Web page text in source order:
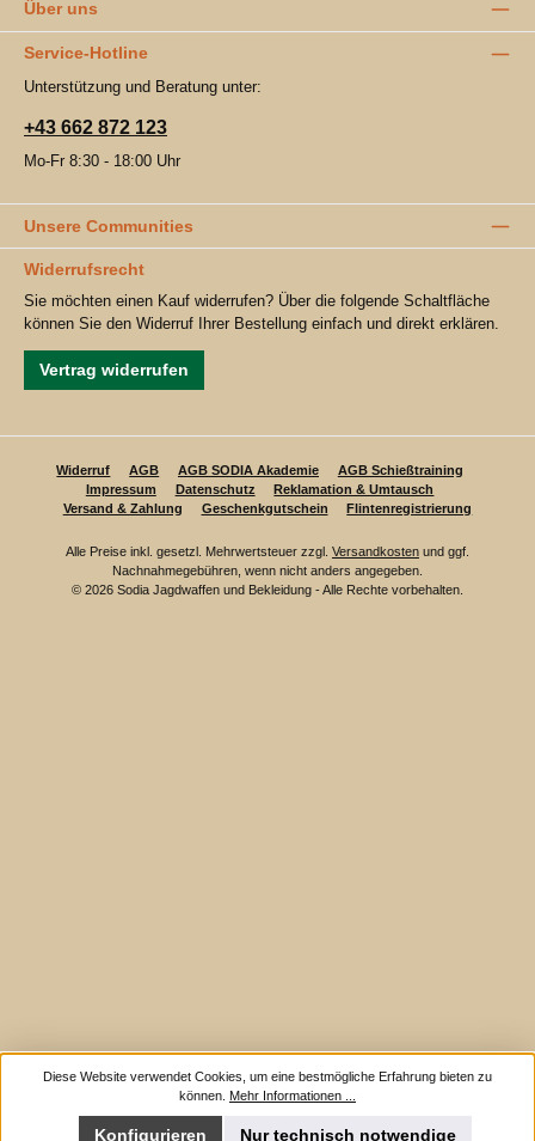
Über uns
Service-Hotline
Unterstützung und Beratung unter:
+43 662 872 123
Mo-Fr 8:30 - 18:00 Uhr
Unsere Communities
Widerrufsrecht
Sie möchten einen Kauf widerrufen? Über die folgende Schaltfläche
können Sie den Widerruf Ihrer Bestellung einfach und direkt erklären.
Vertrag widerrufen
Widerruf AGB AGB SODIA Akademie
AGB Schießtraining
Impressum
Datenschutz
Reklamation & Umtausch
Versand & Zahlung
Geschenkgutschein Flintenregistrierung
Alle Preise inkl. gesetzl. Mehrwertsteuer zzgl. Versandkosten und ggf.
Nachnahmegebühren, wenn nicht anders angegeben.
© 2026 Sodia Jagdwaffen und Bekleidung - Alle Rechte vorbehalten.
Diese Website verwendet Cookies, um eine bestmögliche Erfahrung bieten zu
können. Mehr Informationen ...
Nur technisch notwendige
Konfigurieren